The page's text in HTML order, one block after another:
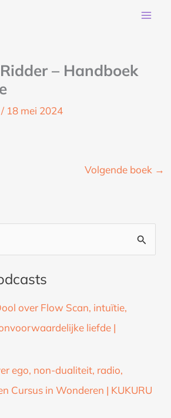
– Handboek
/ 18 mei 2024
Volgende boek →
over Flow Scan, intuïtie,
liefde |
ego, non-dualiteit, radio,
Cursus in Wonderen | KUKURU